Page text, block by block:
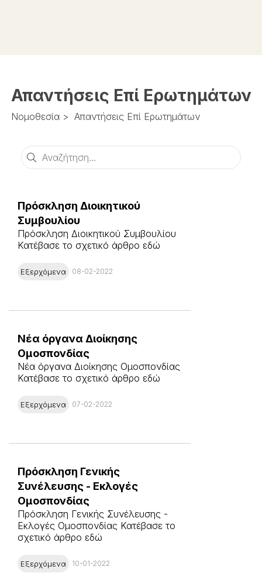
Απαντήσεις Επί Ερωτημάτων
Νομοθεσία> Απαντήσεις Επί Ερωτημάτων
Αναζήτηση
Πρόσκληση Διοικητικού
Συμβουλίου
Πρόσκληση Διοικητικού Συμβουλίου
Κατέβασε το σχετικό άρθρο εδώ
Εξερχόμενα 08-02-2022
Νέα όργανα Διοίκησης
Ομοσπονδίας
Νέα όργανα Διοίκησης Ομοσπονδίας
Κατέβασε το σχετικό άρθρο εδώ
Εξερχόμενα 07-02-2022
Πρόσκληση Γενικής
Συνέλευσης - Εκλογές
Ομοσπονδίας
Πρόσκληση Γενικής Συνέλευσης -
Εκλογές Ομοσπονδίας Κατέβασε το
σχετικό άρθρο εδώ
Εξερχόμενα 10-01-2022